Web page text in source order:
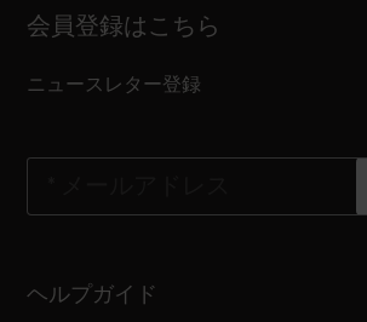
会員登録はこちら
ニュースレター登録
ヘルプガイド